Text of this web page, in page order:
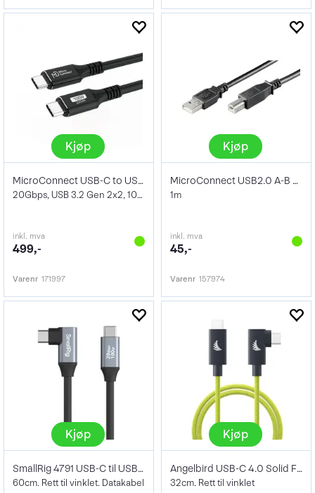
Kjøp
MicroConnect USB-C to USB-C kabel 2m
20Gbps, USB 3.2 Gen 2x2, 100W
inkl. mva
499,-
Varenr 171997
Kjøp
MicroConnect USB2.0 A-B Kabel 1m
1m
inkl. mva
45,-
Varenr 157974
Kjøp
SmallRig 4791 USB-C til USB-C 60cm
60cm. Rett til vinklet. Datakabel
Kjøp
Angelbird USB-C 4.0 Solid Flex Lime 32cm
32cm. Rett til vinklet